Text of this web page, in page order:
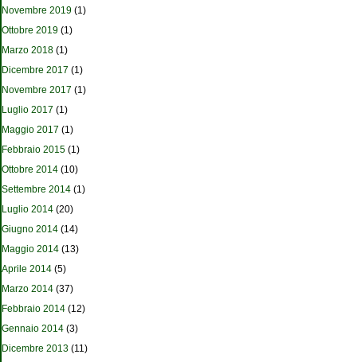
Novembre 2019 (1)
Ottobre 2019 (1)
Marzo 2018 (1)
Dicembre 2017 (1)
Novembre 2017 (1)
Luglio 2017 (1)
Maggio 2017 (1)
Febbraio 2015 (1)
Ottobre 2014 (10)
Settembre 2014 (1)
Luglio 2014 (20)
Giugno 2014 (14)
Maggio 2014 (13)
Aprile 2014 (5)
Marzo 2014 (37)
Febbraio 2014 (12)
Gennaio 2014 (3)
Dicembre 2013 (11)